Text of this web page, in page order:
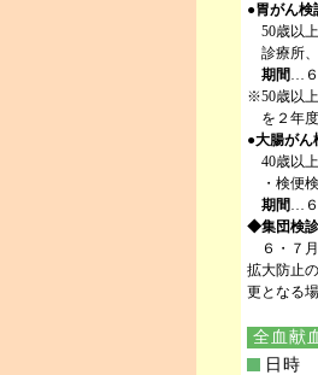
●胃がん検
50歳以
診療所
期間…６
※50歳以
を２年
●大腸がん
40歳以
・検便
期間…
◆集団検診
６・７月
拡大防止
更となる
全血献
日時